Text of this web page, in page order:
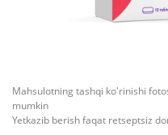
Mahsulotning tashqi ko'rinishi
mumkin
Yetkazib berish faqat retseptsiz